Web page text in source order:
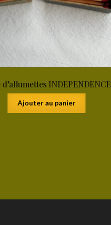
d’allumettes INDEPENDENCE
Ajouter au panier